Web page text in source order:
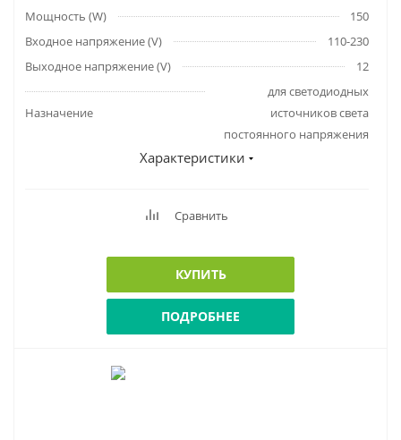
Мощность (W)
150
Входное напряжение (V)
110-230
Выходное напряжение (V)
12
Назначение
для светодиодных
источников света
постоянного напряжения
Характеристики
Сравнить
КУПИТЬ
ПОДРОБНЕЕ